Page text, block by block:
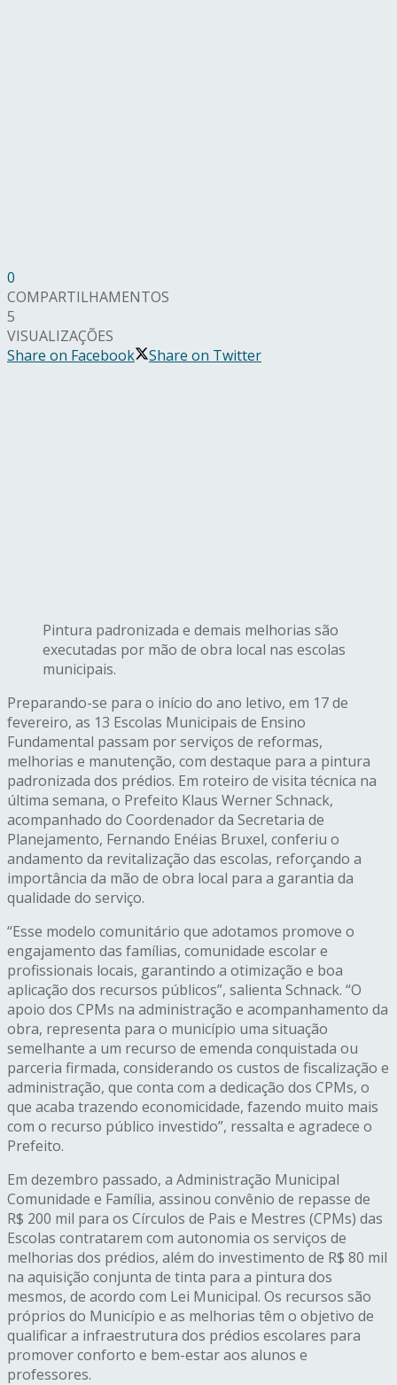
0
COMPARTILHAMENTOS
5
VISUALIZAÇÕES
Share on Facebook
Share on Twitter
Pintura padronizada e demais melhorias são
executadas por mão de obra local nas escolas
municipais.
Preparando-se para o início do ano letivo, em 17 de
fevereiro, as 13 Escolas Municipais de Ensino
Fundamental passam por serviços de reformas,
melhorias e manutenção, com destaque para a pintura
padronizada dos prédios. Em roteiro de visita técnica na
última semana, o Prefeito Klaus Werner Schnack,
acompanhado do Coordenador da Secretaria de
Planejamento, Fernando Enéias Bruxel, conferiu o
andamento da revitalização das escolas, reforçando a
importância da mão de obra local para a garantia da
qualidade do serviço.
“Esse modelo comunitário que adotamos promove o
engajamento das famílias, comunidade escolar e
profissionais locais, garantindo a otimização e boa
aplicação dos recursos públicos”, salienta Schnack. “O
apoio dos CPMs na administração e acompanhamento da
obra, representa para o município uma situação
semelhante a um recurso de emenda conquistada ou
parceria firmada, considerando os custos de fiscalização e
administração, que conta com a dedicação dos CPMs, o
que acaba trazendo economicidade, fazendo muito mais
com o recurso público investido”, ressalta e agradece o
Prefeito.
Em dezembro passado, a Administração Municipal
Comunidade e Família, assinou convênio de repasse de
R$ 200 mil para os Círculos de Pais e Mestres (CPMs) das
Escolas contratarem com autonomia os serviços de
melhorias dos prédios, além do investimento de R$ 80 mil
na aquisição conjunta de tinta para a pintura dos
mesmos, de acordo com Lei Municipal. Os recursos são
próprios do Município e as melhorias têm o objetivo de
qualificar a infraestrutura dos prédios escolares para
promover conforto e bem-estar aos alunos e
professores.